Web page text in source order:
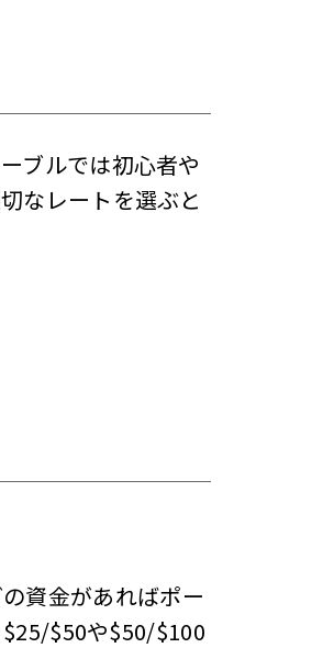
ブルでは初心者や
なレートを選ぶと
資金があればポー
$50や$50/$100